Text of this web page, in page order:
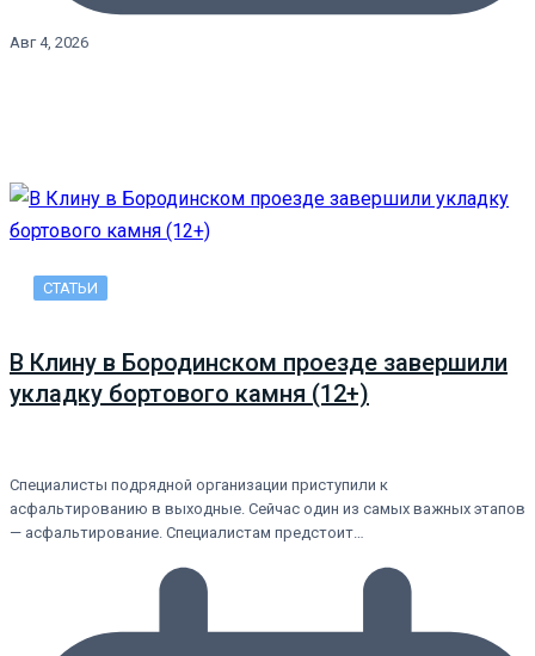
Авг 4, 2026
СТАТЬИ
В Клину в Бородинском проезде завершили
укладку бортового камня (12+)
Специалисты подрядной организации приступили к
асфальтированию в выходные. Сейчас один из самых важных этапов
— асфальтирование. Специалистам предстоит…